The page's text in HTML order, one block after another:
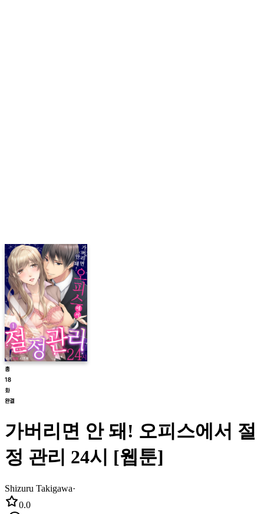
가버리면 안 돼! 오피스에서 절
정 관리 24시 [웹툰]
Shizuru Takigawa·
0.0